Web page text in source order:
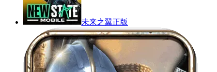
未来之翼正版